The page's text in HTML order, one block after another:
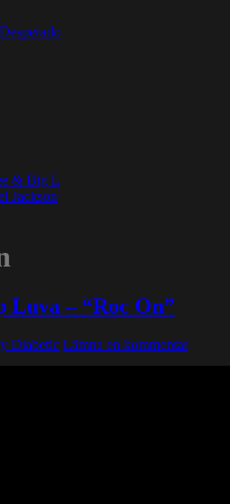
& Big L
Jackson
– “Roc On”
Diabetic Lämna en kommentar